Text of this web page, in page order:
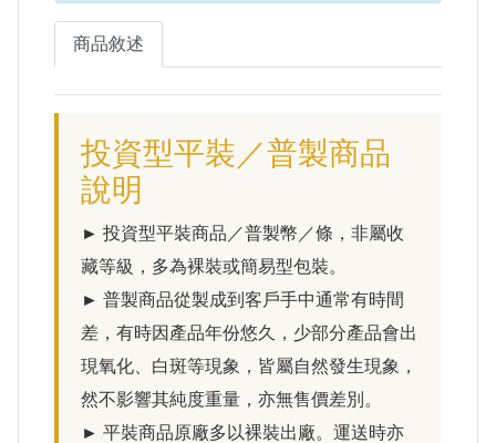
商品敘述
投資型平裝／普製商品
說明
► 投資型平裝商品／普製幣／條，非屬收
藏等級，多為裸裝或簡易型包裝。
► 普製商品從製成到客戶手中通常有時間
差，有時因產品年份悠久，少部分產品會出
現氧化、白斑等現象，皆屬自然發生現象，
然不影響其純度重量，亦無售價差別。
► 平裝商品原廠多以裸裝出廠。運送時亦